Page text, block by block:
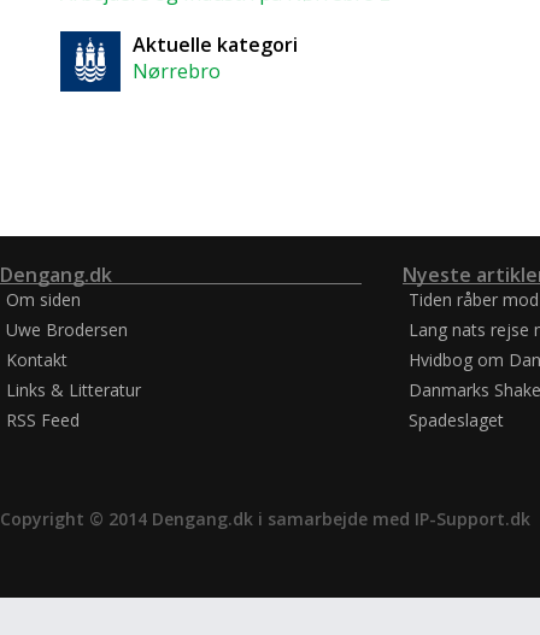
Aktuelle kategori
Nørrebro
Dengang.dk
Om siden
Uwe Brodersen
Kontakt
Links & Litteratur
RSS Feed
Nyeste
Tiden råber
Lang nats rejse
Hvidbog om
Danmarks
Spadeslaget
Copyright © 2014 Dengang.dk i samarbejde med IP-Support.dk